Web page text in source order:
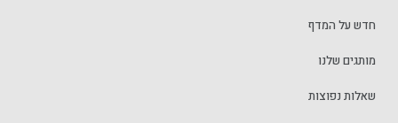
חדש על המדף
מותגים שלנו
שאלות נפוצות